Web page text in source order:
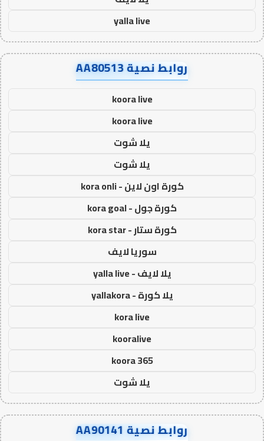
yalla live
روابط نصية AA80513
koora live
koora live
يلا شوت
يلا شوت
كورة اون لاين - kora onli
كورة جول - kora goal
كورة ستار - kora star
سوريا لايف
يلا لايف - yalla live
يلا كورة - yallakora
kora live
kooralive
koora 365
يلا شوت
روابط نصية AA90141